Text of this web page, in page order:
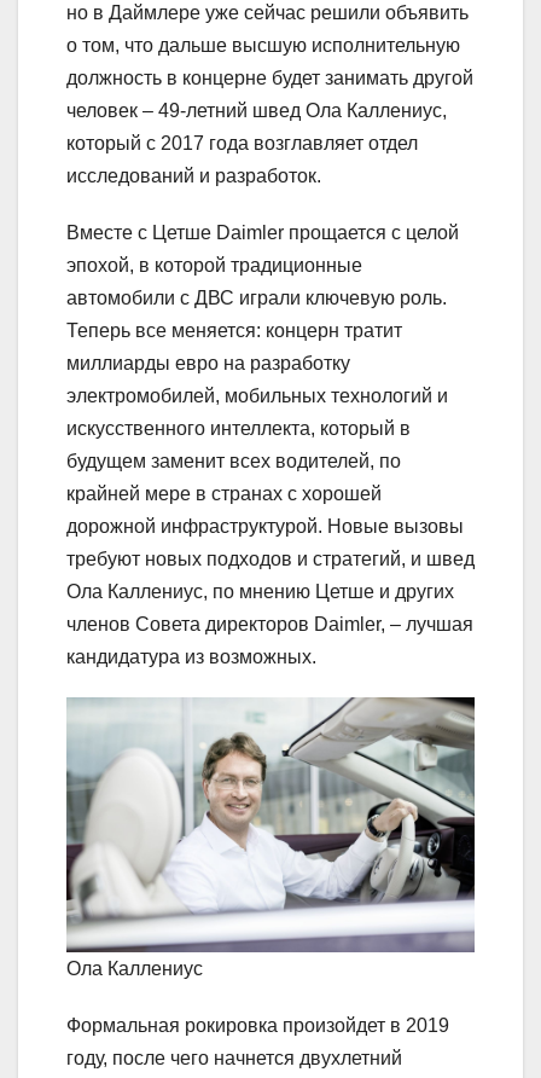
но в Даймлере уже сейчас решили объявить
о том, что дальше высшую исполнительную
должность в концерне будет занимать другой
человек – 49-летний швед Ола Каллениус,
который с 2017 года возглавляет отдел
исследований и разработок.
Вместе с Цетше Daimler прощается с целой
эпохой, в которой традиционные
автомобили с ДВС играли ключевую роль.
Теперь все меняется: концерн тратит
миллиарды евро на разработку
электромобилей, мобильных технологий и
искусственного интеллекта, который в
будущем заменит всех водителей, по
крайней мере в странах с хорошей
дорожной инфраструктурой. Новые вызовы
требуют новых подходов и стратегий, и швед
Ола Каллениус, по мнению Цетше и других
членов Совета директоров Daimler, – лучшая
кандидатура из возможных.
Ола Каллениус
Формальная рокировка произойдет в 2019
году, после чего начнется двухлетний